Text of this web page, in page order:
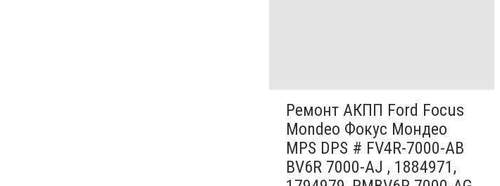
Ремонт АКПП Ford Focus
Mondeo Фокус Мондео
MPS DPS # FV4R-7000-AB
BV6R 7000-AJ , 1884971,